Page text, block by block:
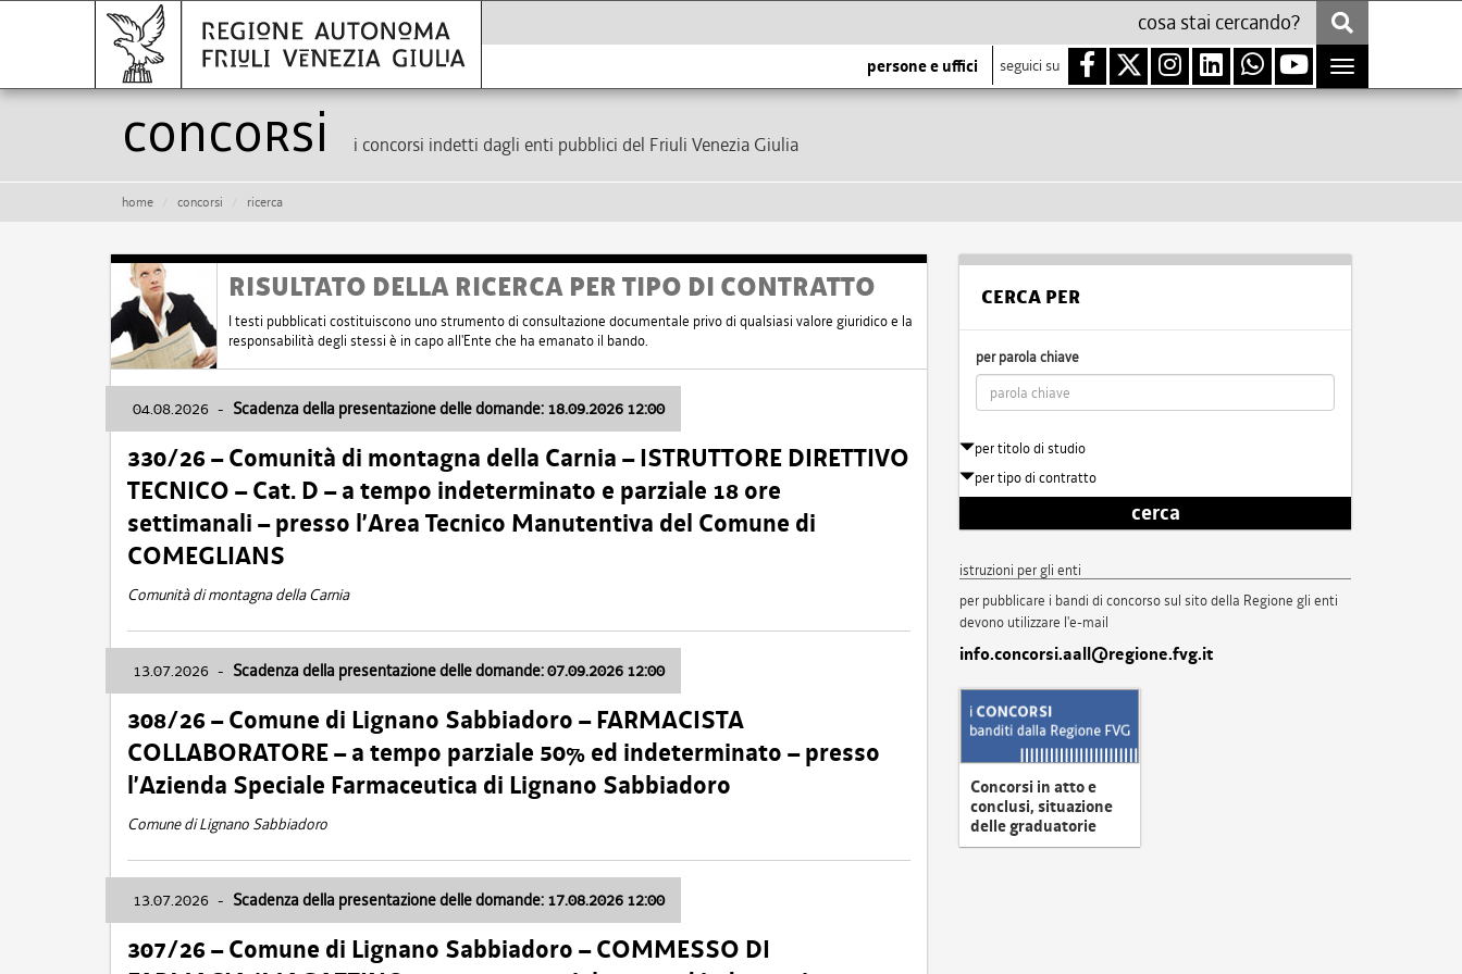
persone e uffici seguici su
Toggle
navigation
Concorsi i concorsi indetti dagli enti pubblici del Friuli Venezia Giulia
home concorsi ricerca
RISULTATO DELLA RICERCA PER TIPO DI CONTRATTO
I testi pubblicati costituiscono uno strumento di consultazione documentale privo di qualsiasi valore giuridico e la
responsabilità degli stessi è in capo all'Ente che ha emanato il bando.
04.08.2026 - Scadenza della presentazione delle domande: 18.09.2026 12:00
330/26 – Comunità di montagna della Carnia – ISTRUTTORE DIRETTIVO
TECNICO – Cat. D – a tempo indeterminato e parziale 18 ore
settimanali – presso l’Area Tecnico Manutentiva del Comune di
COMEGLIANS
Comunità di montagna della Carnia
13.07.2026 - Scadenza della presentazione delle domande: 07.09.2026 12:00
308/26 – Comune di Lignano Sabbiadoro – FARMACISTA
COLLABORATORE – a tempo parziale 50% ed indeterminato – presso
l’Azienda Speciale Farmaceutica di Lignano Sabbiadoro
Comune di Lignano Sabbiadoro
13.07.2026 - Scadenza della presentazione delle domande: 17.08.2026 12:00
307/26 – Comune di Lignano Sabbiadoro – COMMESSO DI
CERCA PER
per parola chiave
per titolo di studio
per tipo di contratto
cerca
istruzioni per gli enti
per pubblicare i bandi di concorso sul sito della Regione gli enti
devono utilizzare l'e-mail
info.concorsi.aall@regione.fvg.it
Concorsi in atto e
conclusi, situazione
delle graduatorie